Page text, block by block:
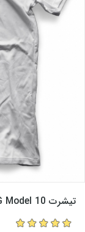
تیشرت D&G Model 10